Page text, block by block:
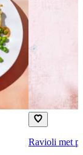
Ravioli met